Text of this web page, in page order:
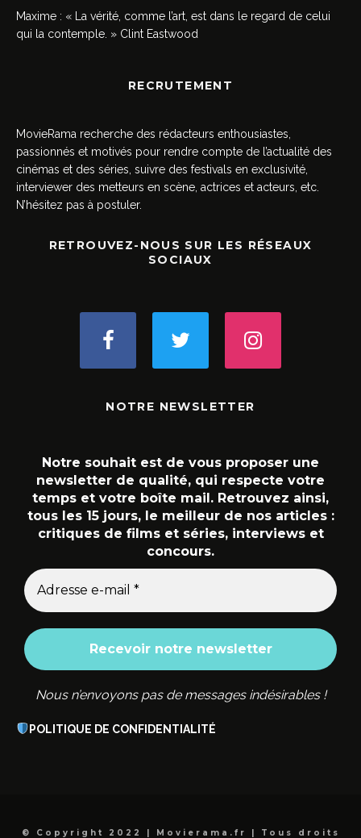
Maxime : « La vérité, comme l’art, est dans le regard de celui
qui la contemple. » Clint Eastwood
RECRUTEMENT
MovieRama recherche des rédacteurs enthousiastes,
passionnés et motivés pour rendre compte de l’actualité des
cinémas et des séries, suivre des festivals en exclusivité,
interviewer des metteurs en scène, actrices et acteurs, etc.
N’hésitez pas à postuler.
RETROUVEZ-NOUS SUR LES RÉSEAUX
SOCIAUX
NOTRE NEWSLETTER
Notre souhait est de vous proposer une
newsletter de qualité, qui respecte votre
temps et votre boîte mail. Retrouvez ainsi,
tous les 15 jours, le meilleur de nos articles :
critiques de films et séries, interviews et
concours.
Nous n’envoyons pas de messages indésirables !
POLITIQUE DE CONFIDENTIALITÉ
© Copyright 2022 | Movierama.fr | Tous droits